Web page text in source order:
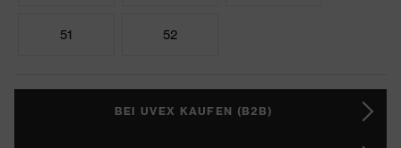
51 52
BEI UVEX KAUFEN (B2B)